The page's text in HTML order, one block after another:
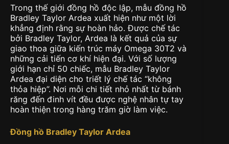
Trong thế giới đồng hồ độc lập, mẫu đồng hồ
Bradley Taylor Ardea xuất hiện như một lời
khẳng định rằng sự hoàn hảo. Được chế tác
bởi Bradley Taylor, Ardea là kết quả của sự
giao thoa giữa kiến trúc máy Omega 30T2 và
những cải tiến cơ khí hiện đại. Với số lượng
giới hạn chỉ 50 chiếc, mẫu Bradley Taylor
Ardea đại diện cho triết lý chế tác “không
thỏa hiệp”. Nơi mỗi chi tiết nhỏ nhất từ bánh
răng đến đinh vít đều được nghệ nhân tự tay
hoàn thiện trong hàng trăm giờ làm việc.
Đồng hồ Bradley Taylor Ardea